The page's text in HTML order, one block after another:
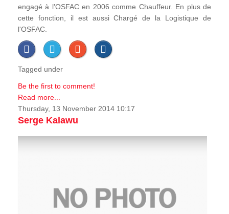
engagé à l'OSFAC en 2006 comme Chauffeur. En plus de
cette fonction, il est aussi Chargé de la Logistique de
l'OSFAC.
Tagged under
Be the first to comment!
Read more...
Thursday, 13 November 2014 10:17
Serge Kalawu